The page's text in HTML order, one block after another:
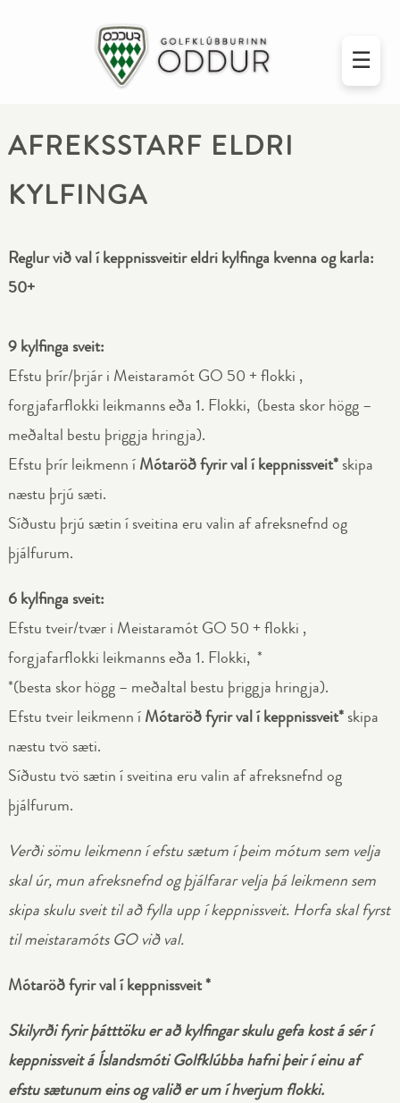
☰
AFREKSSTARF ELDRI
KYLFINGA
Reglur við val í keppnissveitir eldri kylfinga kvenna og karla:
50+
9 kylfinga sveit:
Efstu þrír/þrjár i Meistaramót GO 50 + flokki ,
forgjafarflokki leikmanns eða 1. Flokki, (besta skor högg –
meðaltal bestu þriggja hringja).
Efstu þrír leikmenn íMótaröð fyrir val í keppnissveit*skipa
næstu þrjú sæti.
Síðustu þrjú sætin í sveitina eru valin af afreksnefnd og
þjálfurum.
6 kylfinga sveit:
Efstu tveir/tvær i Meistaramót GO 50 + flokki ,
forgjafarflokki leikmanns eða 1. Flokki, *
*(besta skor högg – meðaltal bestu þriggja hringja).
Efstu tveir leikmenn íMótaröð fyrir val í keppnissveit*skipa
næstu tvö sæti.
Síðustu tvö sætin í sveitina eru valin af afreksnefnd og
þjálfurum.
Verði sömu leikmenn í efstu sætum í þeim mótum sem velja
skal úr, mun afreksnefnd og þjálfarar velja þá leikmenn sem
skipa skulu sveit til að fylla upp í keppnissveit. Horfa skal fyrst
til meistaramóts GO við val.
Mótaröð fyrir val í keppnissveit*
Skilyrði fyrir þátttöku er að kylfingar skulu gefa kost á sér í
keppnissveit á Íslandsmóti Golfklúbba hafni þeir í einu af
efstu sætunum eins og valið er um í hverjum flokki.